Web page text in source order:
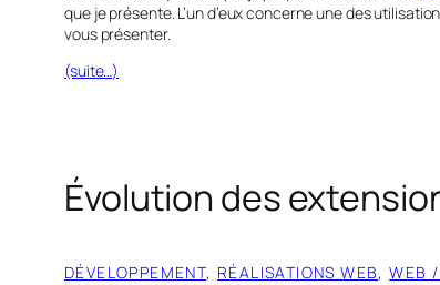
que je présente. L’un d’eux concerne une des
vous présenter.
(suite…)
Évolution des
DÉVELOPPEMENT, RÉALISATIONS WEB, WEB